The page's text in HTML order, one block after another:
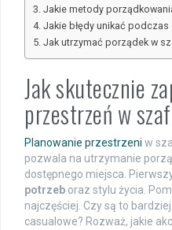
Jakie metody
Jakie błędy unikać
Jak utrzymać porządek w
Jak skutecznie
przestrzeń w
Planowanie przestrzeni w
pozwala na utrzymanie
dostępnego miejsca.
potrzeb oraz stylu życia.
najczęściej. Czy są to
casualowe? Rozważ, jakie